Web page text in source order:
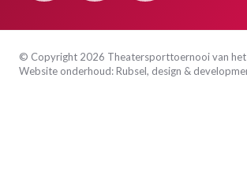
© Copyright 2026 Theatersporttoernooi van
Website onderhoud:Rubsel, design &